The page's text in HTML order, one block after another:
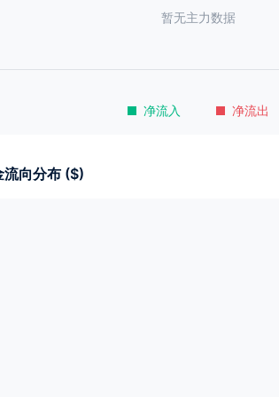
净流入 净流出
暂无主力数据
向分布 ($)